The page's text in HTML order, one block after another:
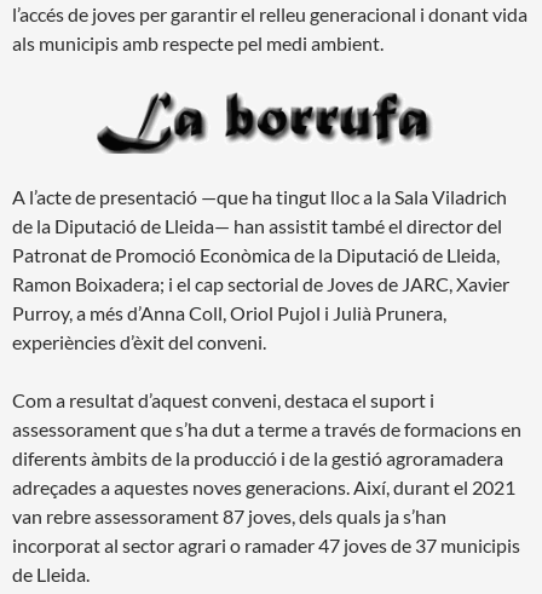
l’accés de joves per garantir el relleu generacional i donant vida
als municipis amb respecte pel medi ambient.
A l’acte de presentació —que ha tingut lloc a la Sala Viladrich
de la Diputació de Lleida— han assistit també el director del
Patronat de Promoció Econòmica de la Diputació de Lleida,
Ramon Boixadera; i el cap sectorial de Joves de JARC, Xavier
Purroy, a més d’Anna Coll, Oriol Pujol i Julià Prunera,
experiències d’èxit del conveni.
Com a resultat d’aquest conveni, destaca el suport i
assessorament que s’ha dut a terme a través de formacions en
diferents àmbits de la producció i de la gestió agroramadera
adreçades a aquestes noves generacions. Així, durant el 2021
van rebre assessorament 87 joves, dels quals ja s’han
incorporat al sector agrari o ramader 47 joves de 37 municipis
de Lleida.